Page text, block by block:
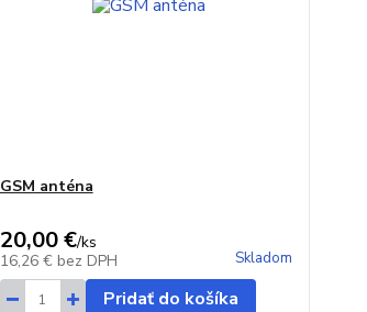
GSM anténa
20,00 €/ks
16,26 € bez DPH Skladom
Pridať do košíka